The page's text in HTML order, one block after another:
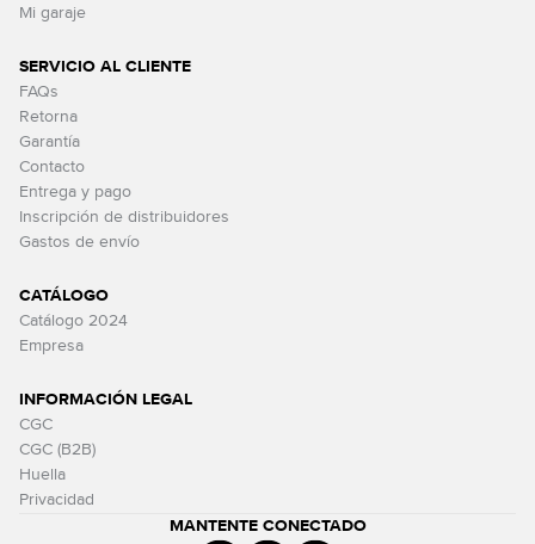
Mi garaje
SERVICIO AL CLIENTE
FAQs
Retorna
Garantía
Contacto
Entrega y pago
Inscripción de distribuidores
Gastos de envío
CATÁLOGO
Catálogo 2024
Empresa
INFORMACIÓN LEGAL
CGC
CGC (B2B)
Huella
Privacidad
MANTENTE CONECTADO